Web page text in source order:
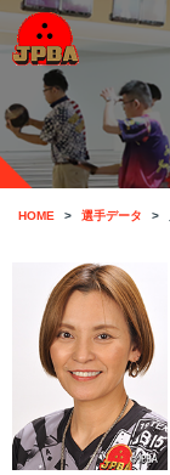
HOME 選手データ